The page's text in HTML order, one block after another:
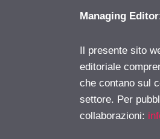
Managing Editor
Il presente sito
editoriale
che contano sul
settore. Per
collaborazioni: